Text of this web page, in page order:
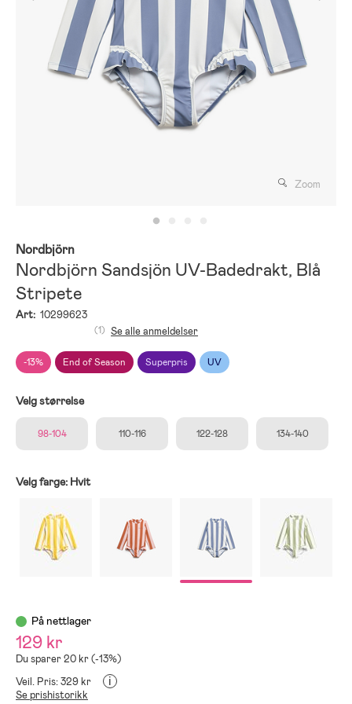
Zoom
Nordbjörn
Nordbjörn Sandsjön UV-Badedrakt, Blå
Stripete
Art: 10299623
-13% End of Season Superpris UV
(1) Se alle anmeldelser
Velg størrelse
98-104 110-116 122-128 134-140
Velg farge: Hvit
På nettlager
129 kr
Du sparer 20 kr (-13%)
Veil. Pris: 329 kr
i
Se prishistorikk